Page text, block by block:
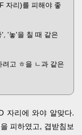
자리)를 피해야 좋
'놓'을 칠 때 같은
고 ㅎ을 ㄴ과 같은
자리에 와야 알맞다.
피하였고, 겹받침보